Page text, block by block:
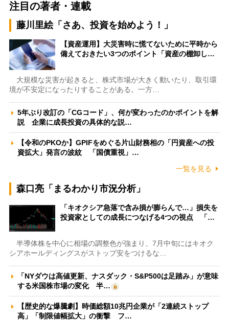
注目の著者・連載
藤川里絵「さあ、投資を始めよう！」
【資産運用】大災害時に慌てないために平時から
備えておきたい3つのポイント「資産の棚卸し…
大規模な災害が起きると、株式市場が大きく動いたり、取引環
境が不安定になったりすることがある。一方…
5年ぶり改訂の「CGコード」、何が変わったのかポイントを解
説 企業に成長投資の具体的な説…
【令和のPKOか】GPIFをめぐる片山財務相の「円資産への投
資拡大」発言の波紋 「国債重視」…
一覧を見る
森口亮「まるわかり市況分析」
「キオクシア急落で含み損が膨らんで…」損失を
投資家としての成長につなげる4つの視点 「…
半導体株を中心に相場の調整色が強まり、7月中旬にはキオク
シアホールディングスがストップ安をつけるな…
「NYダウは高値更新、ナスダック・S&P500は足踏み」が意味
する米国株市場の変化 半…
【歴史的な爆騰劇】時価総額10兆円企業が「2連続ストップ
高」「制限値幅拡大」の衝撃 フ…